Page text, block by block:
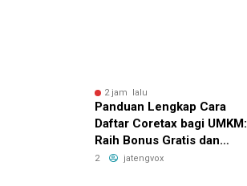
2 jam lalu
Panduan Lengkap Cara
Daftar Coretax bagi UMKM:
Raih Bonus Gratis dan
Tingkatkan Penjualan
2 jatengvox